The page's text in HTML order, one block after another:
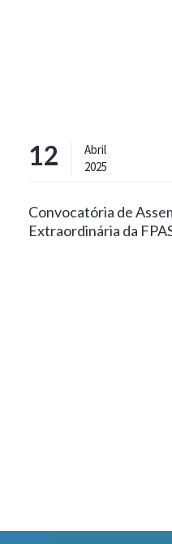
12
Abril
2025
Convocatória de
Extraordinária da